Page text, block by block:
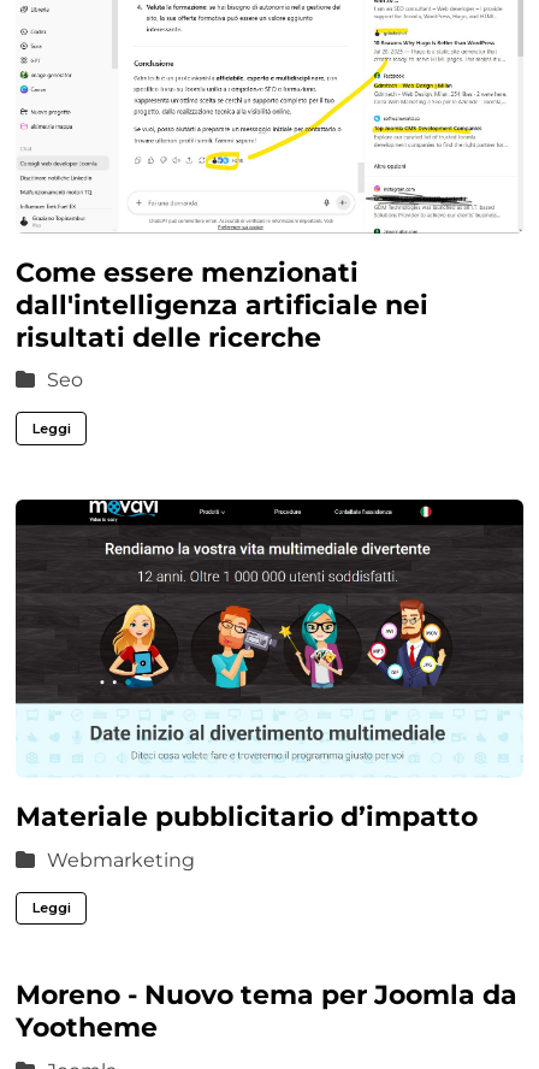
Come essere menzionati
dall'intelligenza artificiale nei
risultati delle ricerche
Seo
Leggi
Materiale pubblicitario d’impatto
Webmarketing
Leggi
Moreno - Nuovo tema per Joomla da
Yootheme